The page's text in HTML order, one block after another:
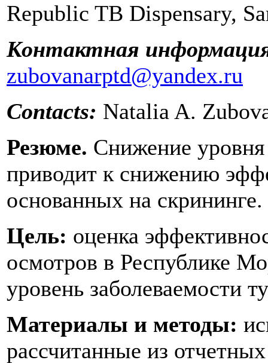
Republic TB Dispensary,
Контактная
zubovanarptd@yandex.ru
Contacts: Natalia A.
Резюме. Снижение уровня
приводит к снижению
основанных на скрининге.
Цель: оценка
осмотров в Республике
уровень заболеваемости
Материалы и методы:
рассчитанные из